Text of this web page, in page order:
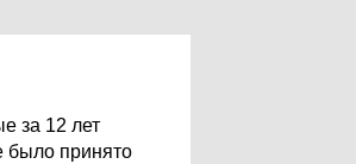
за 12 лет
было принято